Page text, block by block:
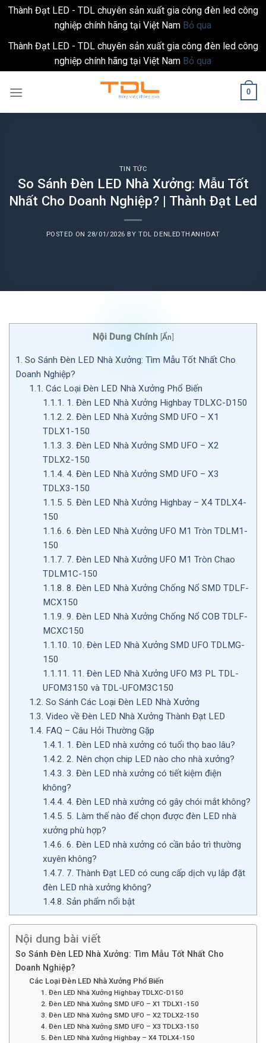
Thành Đạt LED - TDL chuyên sản xuất gia công đèn led công
nghiệp chính hãng tại Việt Nam Bỏ qua
Thành Đạt LED - TDL chuyên sản xuất gia công đèn led công
nghiệp chính hãng tại Việt Nam Bỏ qua
0
TIN TỨC
So Sánh Đèn LED Nhà Xưởng: Mẫu Tốt
Nhất Cho Doanh Nghiệp? | Thành Đạt Led
POSTED ON 28/01/2026 BYTDL DENLEDTHANHDAT
Nội Dung Chính [Ẩn]
1. So Sánh Đèn LED Nhà Xưởng: Tìm Mẫu Tốt Nhất Cho
Doanh Nghiệp?
1.1. Các Loại Đèn LED Nhà Xưởng Phổ Biến
1.1.1. 1. Đèn LED Nhà Xưởng Highbay TDLXC-D150
1.1.2. 2. Đèn LED Nhà Xưởng SMD UFO – X1
TDLX1-150
1.1.3. 3. Đèn LED Nhà Xưởng SMD UFO – X2
TDLX2-150
1.1.4. 4. Đèn LED Nhà Xưởng SMD UFO – X3
TDLX3-150
1.1.5. 5. Đèn LED Nhà Xưởng Highbay – X4 TDLX4-
150
1.1.6. 6. Đèn LED Nhà Xưởng UFO M1 Tròn TDLM1-
150
1.1.7. 7. Đèn LED Nhà Xưởng UFO M1 Tròn Chao
TDLM1C-150
1.1.8. 8. Đèn LED Nhà Xưởng Chống Nổ SMD TDLF-
MCX150
1.1.9. 9. Đèn LED Nhà Xưởng Chống Nổ COB TDLF-
MCXC150
1.1.10. 10. Đèn LED Nhà Xưởng SMD UFO TDLMG-
150
1.1.11. 11. Đèn LED Nhà Xưởng UFO M3 PL TDL-
UFOM3150 và TDL-UFOM3C150
1.2. So Sánh Các Loại Đèn LED Nhà Xưởng
1.3. Video về Đèn LED Nhà Xưởng Thành Đạt LED
1.4. FAQ – Câu Hỏi Thường Gặp
1.4.1. 1. Đèn LED nhà xưởng có tuổi thọ bao lâu?
1.4.2. 2. Nên chọn chip LED nào cho nhà xưởng?
1.4.3. 3. Đèn LED nhà xưởng có tiết kiệm điện
không?
1.4.4. 4. Đèn LED nhà xưởng có gây chói mắt không?
1.4.5. 5. Làm thế nào để chọn được đèn LED nhà
xưởng phù hợp?
1.4.6. 6. Đèn LED nhà xưởng có cần bảo trì thường
xuyên không?
1.4.7. 7. Thành Đạt LED có cung cấp dịch vụ lắp đặt
đèn LED nhà xưởng không?
1.4.8. Sản phẩm nổi bật
Nội dung bài viết
So Sánh Đèn LED Nhà Xưởng: Tìm Mẫu Tốt Nhất Cho
Doanh Nghiệp?
Các Loại Đèn LED Nhà Xưởng Phổ Biến
1. Đèn LED Nhà Xưởng Highbay TDLXC-D150
2. Đèn LED Nhà Xưởng SMD UFO – X1 TDLX1-150
3. Đèn LED Nhà Xưởng SMD UFO – X2 TDLX2-150
4. Đèn LED Nhà Xưởng SMD UFO – X3 TDLX3-150
5. Đèn LED Nhà Xưởng Highbay – X4 TDLX4-150